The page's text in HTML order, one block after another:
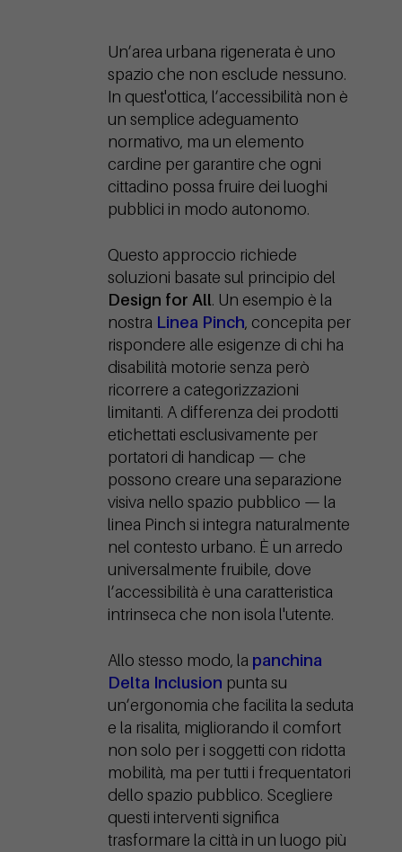
Un’area urbana rigenerata è uno
spazio che non esclude nessuno.
In quest'ottica, l’accessibilità non è
un semplice adeguamento
normativo, ma un elemento
cardine per garantire che ogni
cittadino possa fruire dei luoghi
pubblici in modo autonomo.
Questo approccio richiede
soluzioni basate sul principio del
Design for All. Un esempio è la
nostra Linea Pinch, concepita per
rispondere alle esigenze di chi ha
disabilità motorie senza però
ricorrere a categorizzazioni
limitanti. A differenza dei prodotti
etichettati esclusivamente per
portatori di handicap — che
possono creare una separazione
visiva nello spazio pubblico — la
linea Pinch si integra naturalmente
nel contesto urbano. È un arredo
universalmente fruibile, dove
l’accessibilità è una caratteristica
intrinseca che non isola l'utente.
Allo stesso modo, la panchina
Delta Inclusion punta su
un’ergonomia che facilita la seduta
e la risalita, migliorando il comfort
non solo per i soggetti con ridotta
mobilità, ma per tutti i frequentatori
dello spazio pubblico. Scegliere
questi interventi significa
trasformare la città in un luogo più